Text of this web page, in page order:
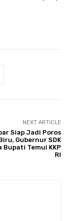
NEXT ARTICLE
Siap Jadi Poros
Gubernur SDK
Bupati Temui KKP
RI